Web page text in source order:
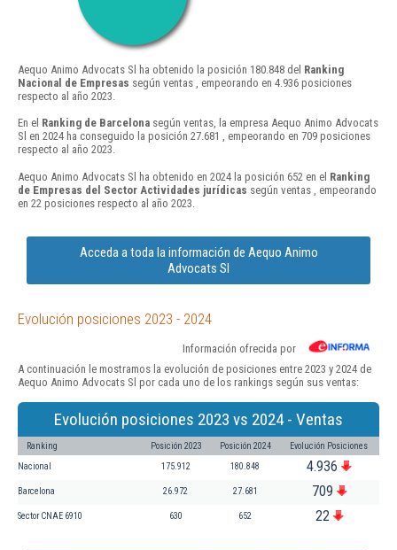
Aequo Animo Advocats Sl ha obtenido la posición 180.848 del Ranking
Nacional de Empresas según ventas , empeorando en 4.936 posiciones
respecto al año 2023.
En el Ranking de Barcelona según ventas, la empresa Aequo Animo Advocats
Sl en 2024 ha conseguido la posición 27.681 , empeorando en 709 posiciones
respecto al año 2023.
Aequo Animo Advocats Sl ha obtenido en 2024 la posición 652 en el Ranking
de Empresas del Sector Actividades jurídicas según ventas , empeorando
en 22 posiciones respecto al año 2023.
Acceda a toda la información de Aequo Animo
Advocats Sl
Evolución posiciones 2023 - 2024
Información ofrecida por
A continuación le mostramos la evolución de posiciones entre 2023 y 2024 de
Aequo Animo Advocats Sl por cada uno de los rankings según sus ventas:
Evolución posiciones 2023 vs 2024 - Ventas
Ranking Posición 2023 Posición 2024 Evolución Posiciones
Nacional 175.912 180.848 4.936
Barcelona 26.972 27.681 709
Sector CNAE 6910 630 652 22